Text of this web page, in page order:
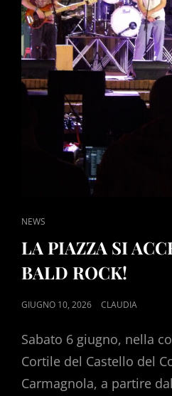
CAT
NEWS
LA PIAZZA SI
BALD ROCK!
POSTED
GIUGNO 10, 2026 CLAUDIA
Sabato 6 giugno, nella
Cortile del Castello del
Carmagnola, a partire